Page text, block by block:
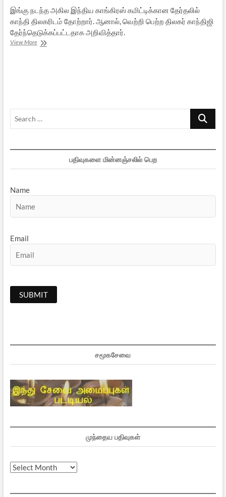
இங்கு நடந்த அகில இந்திய காங்கிரஸ் கமிட்டிக்கான தேர்தலில்
காந்தி திலகரிடம் தோற்றார். ஆனால், வெற்றி பெற்ற திலகர் காந்திஜி
தேர்ந்தெடுக்கப்பட்டதாக அறிவித்தார்.
View Moreசுதந்திரத்துக்கு
Search
பதிவுகளை மின்னஞ்சலில் பெற
Name
Email
சமூகசேவை
முந்தைய பதிவுகள்
முந்தைய